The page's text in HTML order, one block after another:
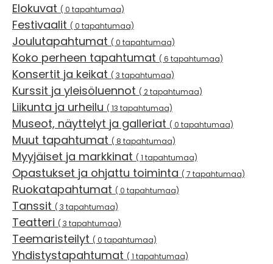
Elokuvat ( 0 tapahtumaa)
Festivaalit ( 0 tapahtumaa)
Joulutapahtumat ( 0 tapahtumaa)
Koko perheen tapahtumat ( 6 tapahtumaa)
Konsertit ja keikat ( 3 tapahtumaa)
Kurssit ja yleisöluennot ( 2 tapahtumaa)
Liikunta ja urheilu ( 13 tapahtumaa)
Museot, näyttelyt ja galleriat ( 0 tapahtumaa)
Muut tapahtumat ( 8 tapahtumaa)
Myyjäiset ja markkinat ( 1 tapahtumaa)
Opastukset ja ohjattu toiminta ( 7 tapahtumaa)
Ruokatapahtumat ( 0 tapahtumaa)
Tanssit ( 3 tapahtumaa)
Teatteri ( 3 tapahtumaa)
Teemaristeilyt ( 0 tapahtumaa)
Yhdistystapahtumat ( 1 tapahtumaa)